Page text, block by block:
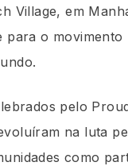
Village, em
para o
pelo
na luta
como